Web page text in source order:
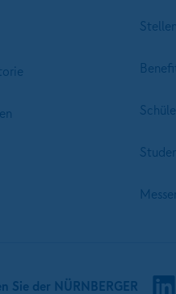
Sie der NÜRNBERGER